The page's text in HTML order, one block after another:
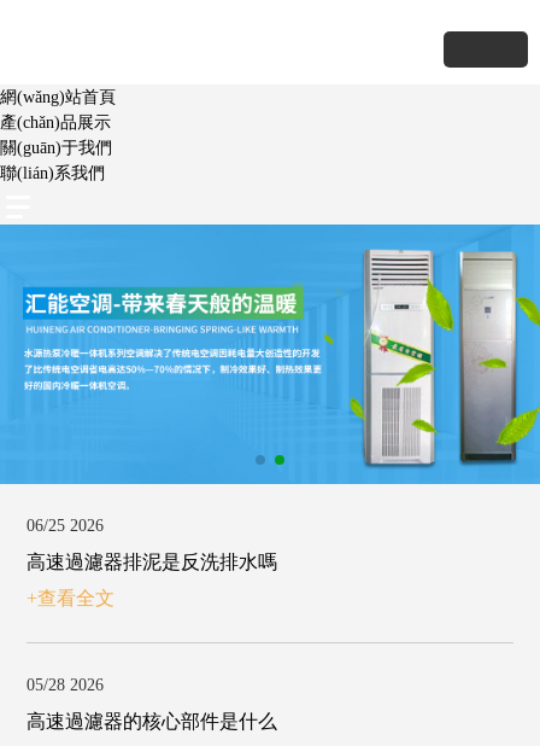
網(wǎng)站首頁
產(chǎn)品展示
關(guān)于我們
聯(lián)系我們
06/25 2026
高速過濾器排泥是反洗排水嗎
+查看全文
05/28 2026
高速過濾器的核心部件是什么